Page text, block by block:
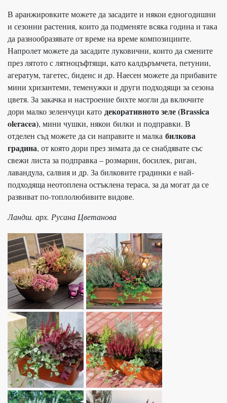
В аранжировките можете да засадите и някои едногодишни
и сезонни растения, които да подменяте всяка година и така
да разнообразявате от време на време композициите.
Напролет можете да засадите луковични, които да смените
през лятото с лятноцъфтящи, като калдъръмчета, петунии,
агератум, тагетес, биденс и др. Наесен можете да прибавите
мини хризантеми, теменужки и други подходящи за сезона
цветя. За закачка и настроение бихте могли да включите
дори малко зеленчуци като декоративното зеле (Brassica
oleracea), мини чушки, някои билки и подправки. В
отделен съд можете да си направите и малка билкова
градина, от която дори през зимата да се снабдявате със
свежи листа за подправка – розмарин, босилек, риган,
лавандула, салвия и др. За билковите градинки е най-
подходяща неотоплена остъклена тераса, за да могат да се
развиват по-топлолюбивите видове.
Ландш. арх. Русана Цветанова